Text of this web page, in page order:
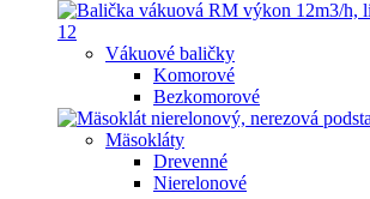
Vákuové baličky
Komorové
Bezkomorové
Mäsokláty
Drevenné
Nierelonové